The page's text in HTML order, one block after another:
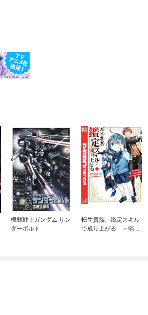
機動戦士ガンダム サン
ダーボルト
転生貴族、鑑定スキル
で成り上がる ～弱小